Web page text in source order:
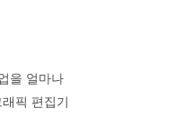
을 얼마나
픽 편집기